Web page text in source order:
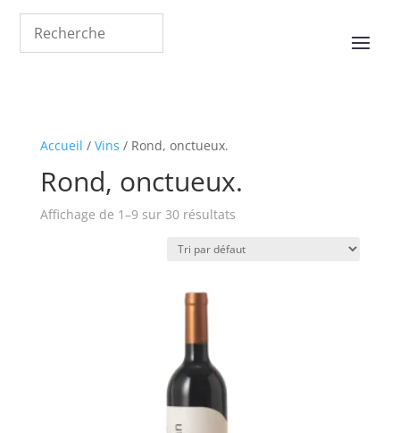
Accueil / Vins / Rond, onctueux.
Rond, onctueux.
Affichage de 1–9 sur 30 résultats